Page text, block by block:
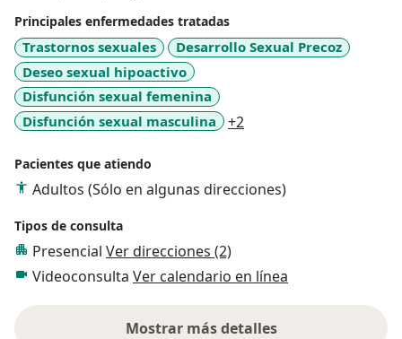
Principales enfermedades tratadas
Trastornos sexuales
Desarrollo Sexual Precoz
Deseo sexual hipoactivo
Disfunción sexual femenina
Disfunción sexual masculina
+2a11y_sr_more_diseases
Pacientes que atiendo
Adultos (Sólo en algunas direcciones)
Tipos de consulta
Presencial Ver direcciones (2)
Videoconsulta Ver calendario en línea
Mostrar más detalles